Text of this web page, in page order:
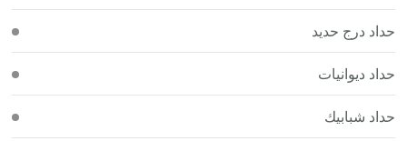
حداد درج حديد
حداد ديوانيات
حداد شبابيك